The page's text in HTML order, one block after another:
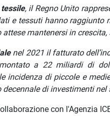
tessile, il Regno Unito
e tessuti hanno raggiunto
mantenersi in
nel 2021 il fatturato
a 22 miliardi di
incidenza di piccole e
di investimenti
con l'Agenzia